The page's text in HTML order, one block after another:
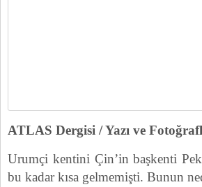
ATLAS Dergisi / Yazı ve
Urumçi kentini Çin’in başkenti
bu kadar kısa gelmemişti. Bunun